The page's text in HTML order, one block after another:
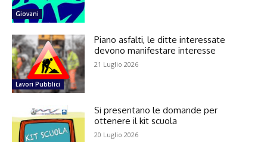
Giovani
Lavori Pubblici
Piano asfalti, le ditte interessate
devono manifestare interesse
21 Luglio 2026
Si presentano le domande per
ottenere il kit scuola
20 Luglio 2026